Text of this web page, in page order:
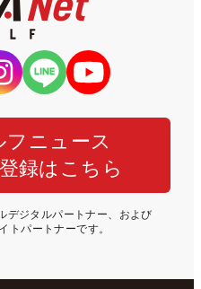
フニュース
録はこちら
デジタルパートナー、および
トパートナーです。